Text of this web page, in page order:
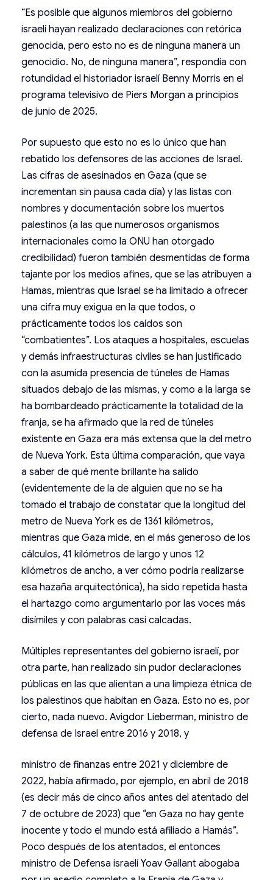
“Es posible que algunos miembros del gobierno
israelí hayan realizado declaraciones con retórica
genocida, pero esto no es de ninguna manera un
genocidio. No, de ninguna manera”, respondía con
rotundidad el historiador israelí Benny Morris en el
programa televisivo de Piers Morgan a principios
de junio de 2025.
Por supuesto que esto no es lo único que han
rebatido los defensores de las acciones de Israel.
Las cifras de asesinados en Gaza (que se
incrementan sin pausa cada día) y las listas con
nombres y documentación sobre los muertos
palestinos (a las que numerosos organismos
internacionales como la ONU han otorgado
credibilidad) fueron también desmentidas de forma
tajante por los medios afines, que se las atribuyen a
Hamas, mientras que Israel se ha limitado a ofrecer
una cifra muy exigua en la que todos, o
prácticamente todos los caídos son
“combatientes”. Los ataques a hospitales, escuelas
y demás infraestructuras civiles se han justificado
con la asumida presencia de túneles de Hamas
situados debajo de las mismas, y como a la larga se
ha bombardeado prácticamente la totalidad de la
franja, se ha afirmado que la red de túneles
existente en Gaza era más extensa que la del metro
de Nueva York. Esta última comparación, que vaya
a saber de qué mente brillante ha salido
(evidentemente de la de alguien que no se ha
tomado el trabajo de constatar que la longitud del
metro de Nueva York es de 1361 kilómetros,
mientras que Gaza mide, en el más generoso de los
cálculos, 41 kilómetros de largo y unos 12
kilómetros de ancho, a ver cómo podría realizarse
esa hazaña arquitectónica), ha sido repetida hasta
el hartazgo como argumentario por las voces más
disímiles y con palabras casi calcadas.
Múltiples representantes del gobierno israelí, por
otra parte, han realizado sin pudor declaraciones
públicas en las que alientan a una limpieza étnica de
los palestinos que habitan en Gaza. Esto no es, por
cierto, nada nuevo. Avigdor Lieberman, ministro de
defensa de Israel entre 2016 y 2018, y
ministro de finanzas entre 2021 y diciembre de
2022, había afirmado, por ejemplo, en abril de 2018
(es decir más de cinco años antes del atentado del
7 de octubre de 2023) que “en Gaza no hay gente
inocente y todo el mundo está afiliado a Hamás”.
Poco después de los atentados, el entonces
ministro de Defensa israelí Yoav Gallant abogaba